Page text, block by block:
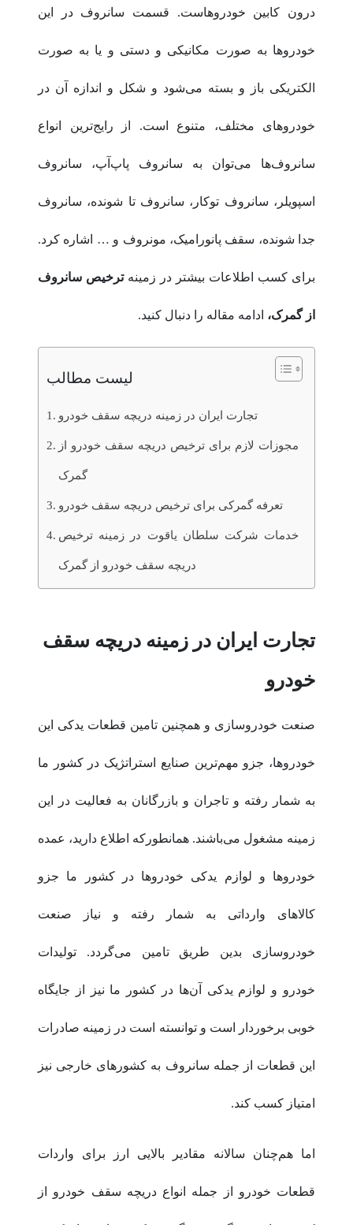
درون کابین خودروهاست. قسمت سانروف در این
خودروها به صورت مکانیکی و دستی و یا به صورت
الکتریکی باز و بسته می‌شود و شکل و اندازه آن در
خودروهای مختلف، متنوع است. از رایج‌ترین انواع
سانروف‌ها می‌توان به سانروف پاپ‌آپ، سانروف
اسپویلر، سانروف توکار، سانروف تا شونده، سانروف
جدا شونده، سقف پانورامیک، مونروف و … اشاره کرد.
برای کسب اطلاعات بیشتر در زمینهترخیص سانروف
از گمرک، ادامه مقاله را دنبال کنید.
لیست مطالب
تجارت ایران در زمینه دریچه سقف خودرو
مجوزات لازم برای ترخیص دریچه سقف خودرو از
گمرک
تعرفه گمرکی برای ترخیص دریچه سقف خودرو
خدمات شرکت سلطان یاقوت در زمینه ترخیص
دریچه سقف خودرو از گمرک
تجارت ایران در زمینه دریچه سقف
خودرو
صنعت خودروسازی و همچنین تامین قطعات یدکی این
خودروها، جزو مهم‌ترین صنایع استراتژیک در کشور ما
به شمار رفته و تاجران و بازرگانان به فعالیت در این
زمینه مشغول می‌باشند. همانطورکه اطلاع دارید، عمده
خودروها و لوازم یدکی خودروها در کشور ما جزو
کالاهای وارداتی به شمار رفته و نیاز صنعت
خودروسازی بدین طریق تامین می‌گردد. تولیدات
خودرو و لوازم یدکی آن‌ها در کشور ما نیز از جایگاه
خوبی برخوردار است و توانسته است در زمینه صادرات
این قطعات از جمله سانروف به کشورهای خارجی نیز
امتیاز کسب کند.
اما هم‌چنان سالانه مقادیر بالایی ارز برای واردات
قطعات خودرو از جمله انواع دریچه سقف خودرو از